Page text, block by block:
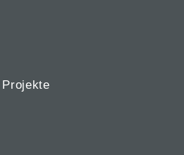
Projekte